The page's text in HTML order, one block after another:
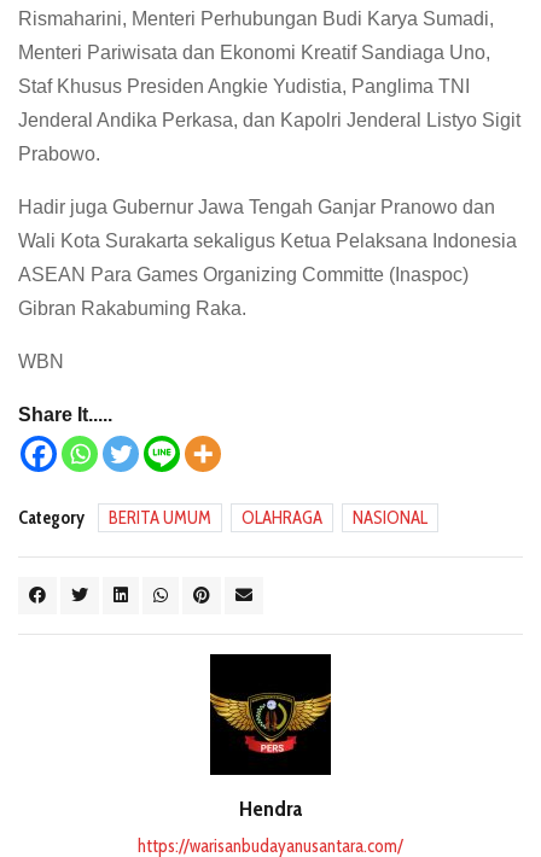
Rismaharini, Menteri Perhubungan Budi Karya Sumadi,
Menteri Pariwisata dan Ekonomi Kreatif Sandiaga Uno,
Staf Khusus Presiden Angkie Yudistia, Panglima TNI
Jenderal Andika Perkasa, dan Kapolri Jenderal Listyo Sigit
Prabowo.
Hadir juga Gubernur Jawa Tengah Ganjar Pranowo dan
Wali Kota Surakarta sekaligus Ketua Pelaksana Indonesia
ASEAN Para Games Organizing Committe (Inaspoc)
Gibran Rakabuming Raka.
WBN
Share It.....
Category BERITA UMUM OLAHRAGA NASIONAL
Hendra
https://warisanbudayanusantara.com/